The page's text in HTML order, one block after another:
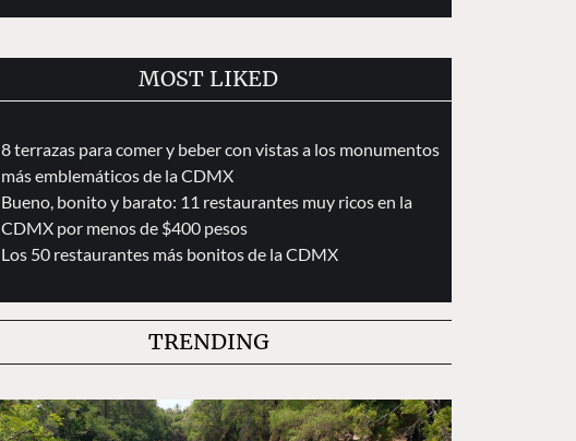
MOST LIKED
8 terrazas para comer y beber con vistas a los monumentos
más emblemáticos de la CDMX
Bueno, bonito y barato: 11 restaurantes muy ricos en la
CDMX por menos de $400 pesos
Los 50 restaurantes más bonitos de la CDMX
TRENDING